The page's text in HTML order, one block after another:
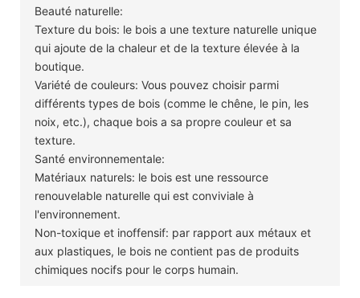
Beauté naturelle:
Texture du bois: le bois a une texture naturelle unique
qui ajoute de la chaleur et de la texture élevée à la
boutique.
Variété de couleurs: Vous pouvez choisir parmi
différents types de bois (comme le chêne, le pin, les
noix, etc.), chaque bois a sa propre couleur et sa
texture.
Santé environnementale:
Matériaux naturels: le bois est une ressource
renouvelable naturelle qui est conviviale à
l'environnement.
Non-toxique et inoffensif: par rapport aux métaux et
aux plastiques, le bois ne contient pas de produits
chimiques nocifs pour le corps humain.